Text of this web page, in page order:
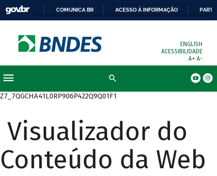
COMUNICA BR ACESSO À INFORMAÇÃO
ENGLISH
ACESSIBILIDADE
A+ A-
Z7_7QGCHA41L0RP906P422Q9Q01F1
Visualizador do
Conteúdo da Web